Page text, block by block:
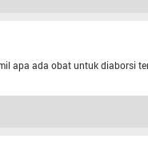
apa ada obat untuk diaborsi